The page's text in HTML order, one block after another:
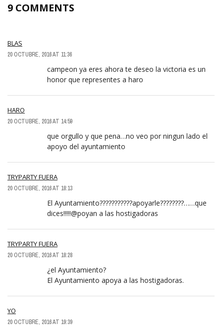
9 COMMENTS
BLAS
20 OCTUBRE, 2016 AT 11:36
campeon ya eres ahora te deseo la victoria es un
honor que representes a haro
HARO
20 OCTUBRE, 2016 AT 14:59
que orgullo y que pena…no veo por ningun lado el
apoyo del ayuntamiento
TRYPARTY FUERA
20 OCTUBRE, 2016 AT 18:13
El Ayuntamiento???????????apoyarle????????……que
dices!!!!!@poyan a las hostigadoras
TRYPARTY FUERA
20 OCTUBRE, 2016 AT 18:28
¿el Ayuntamiento?
El Ayuntamiento apoya a las hostigadoras.
YO
20 OCTUBRE, 2016 AT 19:39